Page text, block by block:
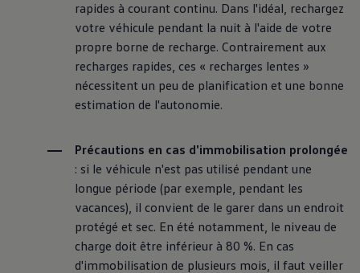
rapides à courant continu. Dans l'idéal, rechargez
votre véhicule pendant la nuit à l'aide de votre
propre borne de recharge. Contrairement aux
recharges rapides, ces « recharges lentes »
nécessitent un peu de planification et une bonne
estimation de l'autonomie.
Précautions en cas d'immobilisation prolongée
: si le véhicule n'est pas utilisé pendant une
longue période (par exemple, pendant les
vacances), il convient de le garer dans un endroit
protégé et sec. En été notamment, le niveau de
charge doit être inférieur à 80 %. En cas
d'immobilisation de plusieurs mois, il faut veiller